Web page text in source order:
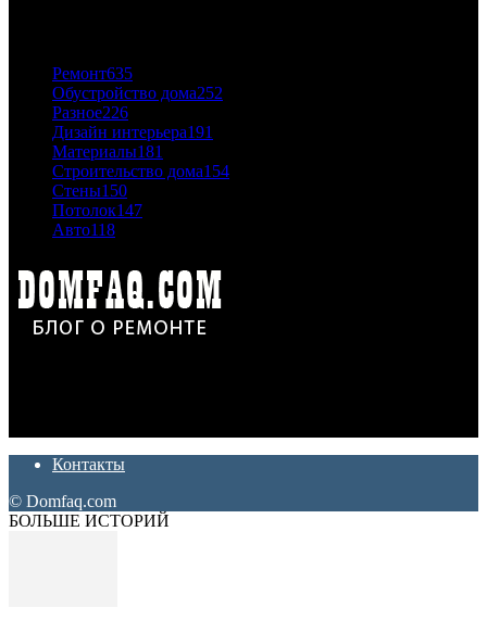
Ремонт635
Обустройство дома252
Разное226
Дизайн интерьера191
Материалы181
Строительство дома154
Стены150
Потолок147
Авто118
Контакты
© Domfaq.com
БОЛЬШЕ ИСТОРИЙ